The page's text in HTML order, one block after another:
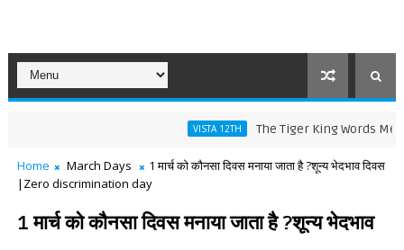
VISTA 12TH The Tiger King Words Meaning
Home March Days
1 मार्च को कौनसा दिवस मनाया जाता है ?शून्य भेदभाव दिवस
|Zero discrimination day
1 मार्च को कौनसा दिवस मनाया जाता है ?शून्य भेदभाव